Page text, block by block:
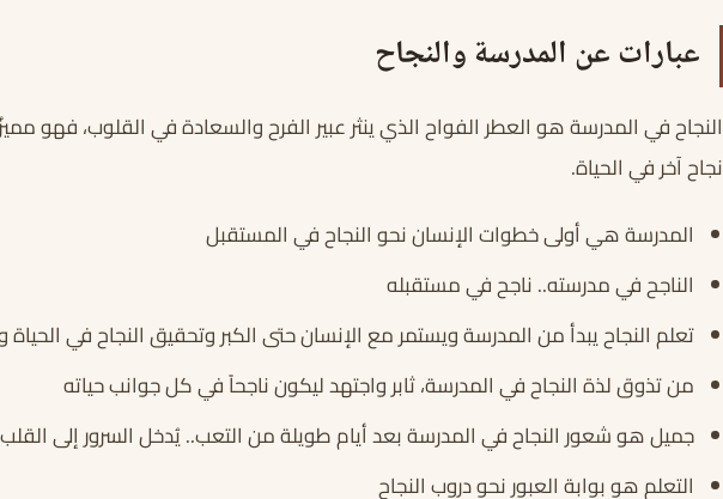
عبارات عن المدرسة والنجاح
النجاح في المدرسة هو العطر الفواح الذي ينثر عبير الفرح والسعادة في القلوب، فهو
نجاح آخر في الحياة.
المدرسة هي أولى خطوات الإنسان نحو النجاح في المستقبل
الناجح في مدرسته.. ناجح في مستقبله
تعلم النجاح يبدأ من المدرسة ويستمر مع الإنسان حتى الكبر وتحقيق النجاح في
من تذوق لذة النجاح في المدرسة، ثابر واجتهد ليكون ناجحاً في كل جوانب حياته
جميل هو شعور النجاح في المدرسة بعد أيام طويلة من التعب.. يُدخل السرور إلى القلب
التعلم هو بوابة العبور نحو دروب النجاح